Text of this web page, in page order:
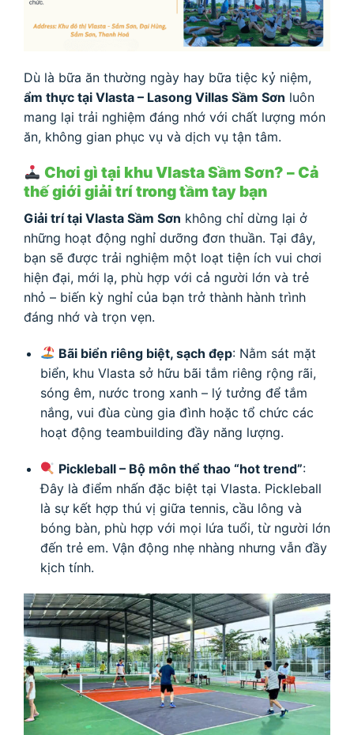
Dù là bữa ăn thường ngày hay bữa tiệc kỷ niệm,
ẩm thực tại Vlasta – Lasong Villas Sầm Sơn luôn
mang lại trải nghiệm đáng nhớ với chất lượng món
ăn, không gian phục vụ và dịch vụ tận tâm.
Chơi gì tại khu Vlasta Sầm Sơn? – Cả
thế giới giải trí trong tầm tay bạn
Giải trí tại Vlasta Sầm Sơn không chỉ dừng lại ở
những hoạt động nghỉ dưỡng đơn thuần. Tại đây,
bạn sẽ được trải nghiệm một loạt tiện ích vui chơi
hiện đại, mới lạ, phù hợp với cả người lớn và trẻ
nhỏ – biến kỳ nghỉ của bạn trở thành hành trình
đáng nhớ và trọn vẹn.
Bãi biển riêng biệt, sạch đẹp: Nằm sát mặt
biển, khu Vlasta sở hữu bãi tắm riêng rộng rãi,
sóng êm, nước trong xanh – lý tưởng để tắm
nắng, vui đùa cùng gia đình hoặc tổ chức các
hoạt động teambuilding đầy năng lượng.
Pickleball – Bộ môn thể thao “hot trend”:
Đây là điểm nhấn đặc biệt tại Vlasta. Pickleball
là sự kết hợp thú vị giữa tennis, cầu lông và
bóng bàn, phù hợp với mọi lứa tuổi, từ người lớn
đến trẻ em. Vận động nhẹ nhàng nhưng vẫn đầy
kịch tính.